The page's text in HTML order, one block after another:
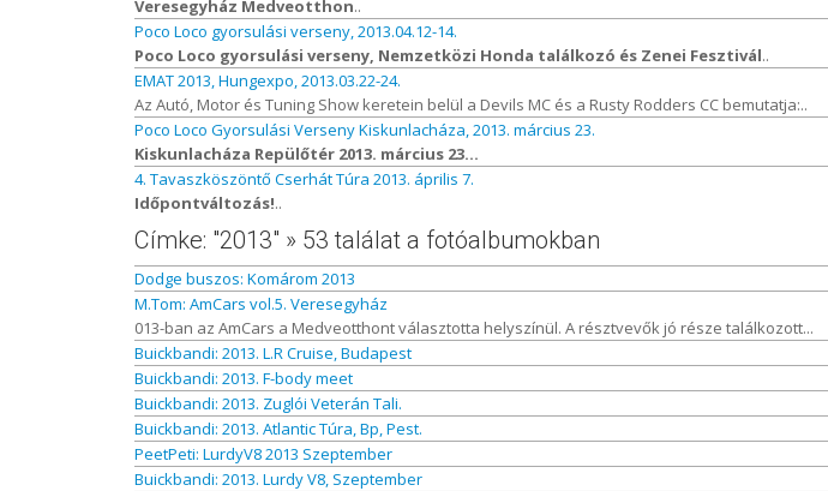
Veresegyház Medveotthon..
Poco Loco gyorsulási verseny, 2013.04.12-14.
Poco Loco gyorsulási verseny, Nemzetközi Honda találkozó és Zenei Fesztivál..
EMAT 2013, Hungexpo, 2013.03.22-24.
Az Autó, Motor és Tuning Show keretein belül a Devils MC és a Rusty Rodders CC bemutatja:..
Poco Loco Gyorsulási Verseny Kiskunlacháza, 2013. március 23.
Kiskunlacháza Repülőtér 2013. március 23...
4. Tavaszköszöntő Cserhát Túra 2013. április 7.
Időpontváltozás!..
Címke: "2013" » 53 találat a fotóalbumokban
Dodge buszos: Komárom 2013
M.Tom: AmCars vol.5. Veresegyház
013-ban az AmCars a Medveotthont választotta helyszínül. A résztvevők jó része találkozott...
Buickbandi: 2013. L.R Cruise, Budapest
Buickbandi: 2013. F-body meet
Buickbandi: 2013. Zuglói Veterán Tali.
Buickbandi: 2013. Atlantic Túra, Bp, Pest.
PeetPeti: LurdyV8 2013 Szeptember
Buickbandi: 2013. Lurdy V8, Szeptember